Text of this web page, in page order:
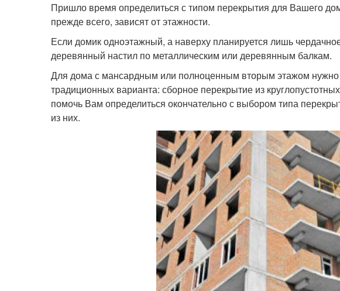
Пришло время определиться с типом перекрытия для Вашего
прежде всего, зависят от этажности.
Если домик одноэтажный, а наверху планируется лишь
деревянный настил по металлическим или деревянным балкам.
Для дома с мансардным или полноценным вторым этажом нужно
традиционных варианта: сборное перекрытие из
помочь Вам определиться окончательно с выбором типа
из них.